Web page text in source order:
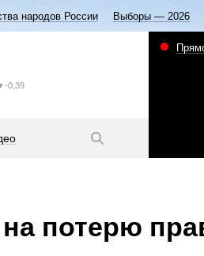
народов России Выборы — 2026
0,39
потерю